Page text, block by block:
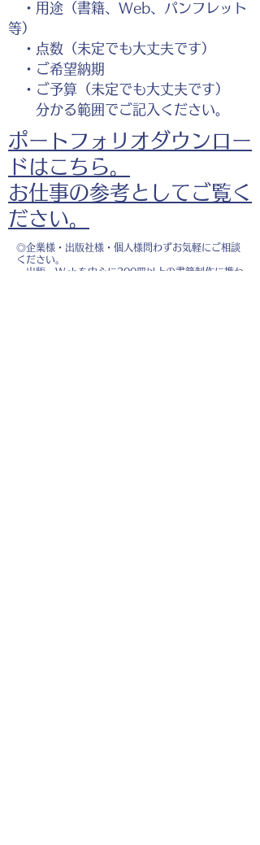
・用途（書籍、Web、パンフレット
等）
・点数（未定でも大丈夫です）
・ご希望納期
・ご予算（未定でも大丈夫です）
分かる範囲でご記入ください。
ポートフォリオダウンロー
ドはこちら。
お仕事の参考としてご覧く
ださい。
◎企業様・出版社様・個人様問わずお気軽にご相談
ください。
出版・Webを中心に300冊以上の書籍制作に携わ